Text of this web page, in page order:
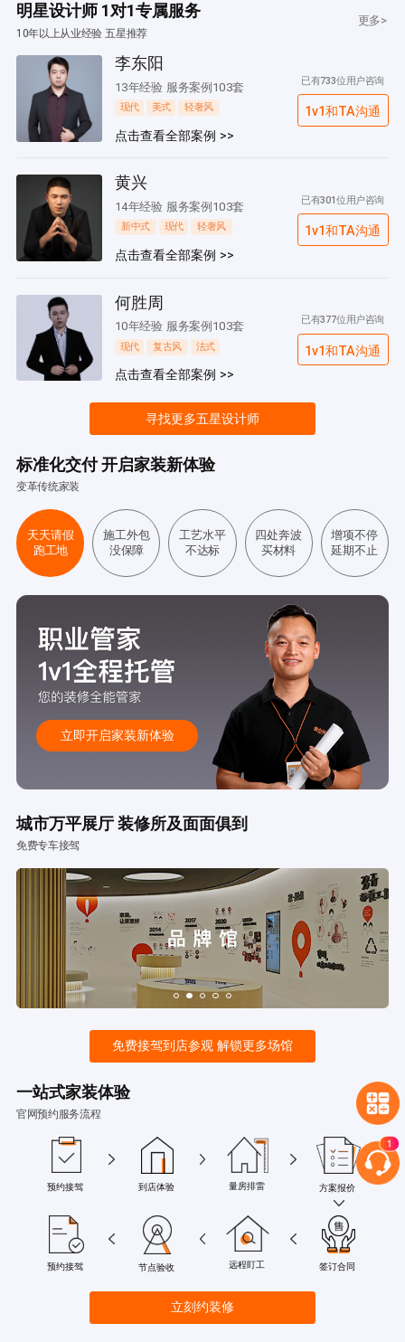
明星设计师 1对1专属服务
10年以上从业经验 五星推荐
更多>
李东阳
13年经验 服务案例103套
现代 美式 轻奢风
点击查看全部案例 >>
已有733位用户咨询
1v1和TA沟通
黄兴
14年经验 服务案例103套
新中式 现代 轻奢风
点击查看全部案例 >>
已有301位用户咨询
1v1和TA沟通
何胜周
10年经验 服务案例103套
现代 复古风 法式
点击查看全部案例 >>
已有377位用户咨询
1v1和TA沟通
寻找更多五星设计师
标准化交付 开启家装新体验
变革传统家装
天天请假
跑工地
施工外包
没保障
工艺水平
不达标
四处奔波
买材料
增项不停
延期不止
立即开启家装新体验
城市万平展厅 装修所及面面俱到
免费专车接驾
免费接驾到店参观 解锁更多场馆
一站式家装体验
官网预约服务流程
预约接驾 到店体验 量房排雷 方案报价
预约接驾 节点验收 远程盯工 签订合同
立刻约装修